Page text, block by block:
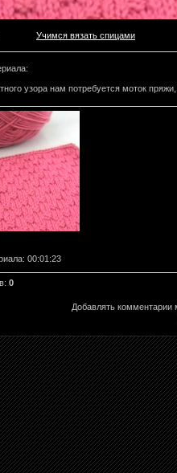
Учимся вязать спицами
:
узора нам потребуется моток
: 00:01:23
: 0
Добавлять комментарии